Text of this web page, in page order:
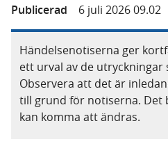
Publicerad
6 juli 2026 09.02
Händelsenotiserna ger
ett urval av de utryckningar
Observera att det är
till grund för notiserna. Det
kan komma att ändras.